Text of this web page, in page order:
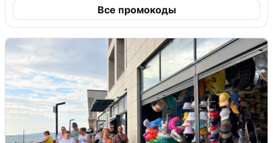
Все промокоды